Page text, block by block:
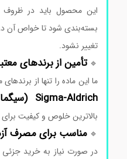
اینمحصولبایددر ظروف
بسته‌بندیشودتاخواصآندر
تغییرنشود.
تأمینازبرندهایمعتبر:
اینمادهراتنهاازبرندهای
Sigma-Aldrich ( سیگما
بالاترینخلوصوکیفیتبرای
مناسببرایمصرف
صورتنیازبه خریدجزئییا